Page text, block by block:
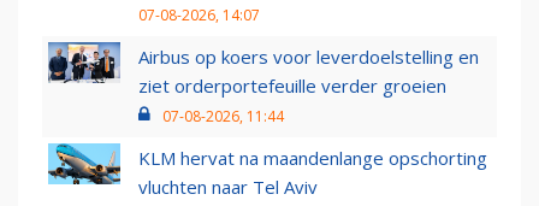
07-08-2026, 14:07
Airbus op koers voor leverdoelstelling en
ziet orderportefeuille verder groeien
07-08-2026, 11:44
KLM hervat na maandenlange opschorting
vluchten naar Tel Aviv